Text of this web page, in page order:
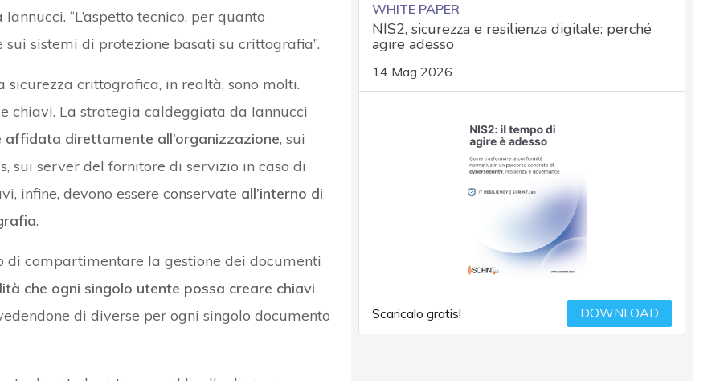
“L’aspetto tecnico, per quanto
sistemi di protezione basati su crittografia”.
sicurezza crittografica, in realtà, sono molti.
chiavi. La strategia caldeggiata da Iannucci
direttamente all’organizzazione, sui
sui server del fornitore di servizio in caso di
infine, devono essere conservate all’interno di
.
compartimentare la gestione dei documenti
che ogni singolo utente possa creare chiavi
di diverse per ogni singolo documento
WHITE PAPER
NIS2, sicurezza e resilienza digitale: perché
agire adesso
14 Mag 2026
Scaricalo gratis! DOWNLOAD